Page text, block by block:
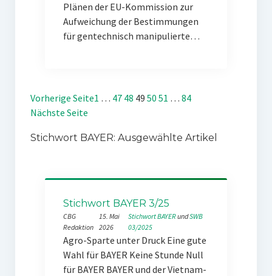
Plänen der EU-Kommission zur
Aufweichung der Bestimmungen
für gentechnisch manipulierte…
Vorherige Seite1 … 47 48 49 50 51 … 84
Nächste Seite
Stichwort BAYER: Ausgewählte Artikel
Stichwort BAYER 3/25
CBG
Redaktion
15. Mai
2026
Stichwort BAYER und SWB
03/2025
Agro-Sparte unter Druck Eine gute
Wahl für BAYER Keine Stunde Null
für BAYER BAYER und der Vietnam-